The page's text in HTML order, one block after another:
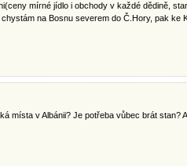
mírné jídlo i obchody v každé dědině,
na Bosnu severem do Č.Hory, pak ke
místa v Albánii? Je potřeba vůbec brát stan?